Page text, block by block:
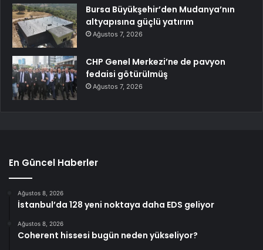
Bursa Büyükşehir’den Mudanya’nın
altyapısına güçlü yatırım
Ağustos 7, 2026
CHP Genel Merkezi’ne de pavyon
fedaisi götürülmüş
Ağustos 7, 2026
En Güncel Haberler
Ağustos 8, 2026
İstanbul’da 128 yeni noktaya daha EDS geliyor
Ağustos 8, 2026
Coherent hissesi bugün neden yükseliyor?